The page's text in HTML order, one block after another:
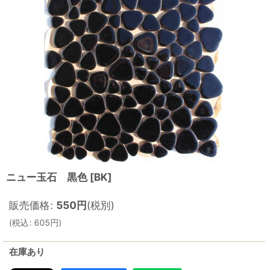
ニュー玉石 黒色 [BK]
販売価格: 550円(税別)
(税込: 605円)
在庫あり